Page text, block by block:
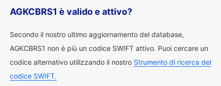
AGKCBRS1 è valido e attivo?
Secondo il nostro ultimo aggiornamento del database,
AGKCBRS1 non è più un codice SWIFT attivo. Puoi cercare un
codice alternativo utilizzando il nostro Strumento di ricerca del
codice SWIFT.